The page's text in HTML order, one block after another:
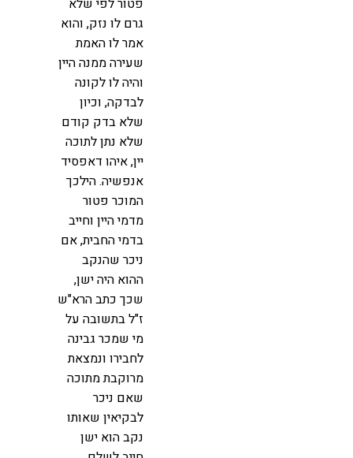
גרם לו נזק, והוא
אמר לו האמת
שעירה ממנה היין
והיה לו לקונה
לבדקה, וכיון
שלא בדק קודם
שלא נתן לתוכה
יין, איהו דאפסיד
אנפשיה. הילכך
המוכר פטור
מדמי היין וחייב
בדמי החבית, אם
ניכר שהנקב
ההוא היה ישן,
שכך כתב הרא"ש
ז"ל בתשובה על
מי שמכר גבינה
לחבירו ונמצאת
מרוקבת מתוכה
שאם ניכר
לבקיאין שאותו
נקב הוא ישן